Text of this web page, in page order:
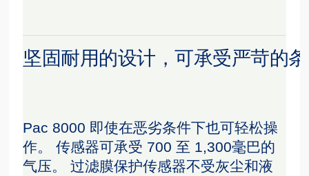
坚固耐用的设计，可承受严苛的
Pac 8000 即使在恶劣条件下也可轻松操
作。 传感器可承受 700 至 1,300毫巴的
气压。 过滤膜保护传感器不受灰尘和液